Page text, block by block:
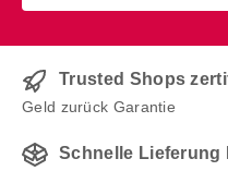
Trusted Shops
Geld zurück Garantie
Schnelle Lieferung